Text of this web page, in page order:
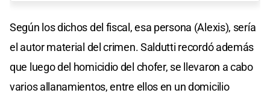
Según los dichos del fiscal, esa persona (Alexis), sería
el autor material del crimen. Saldutti recordó además
que luego del homicidio del chofer, se llevaron a cabo
varios allanamientos, entre ellos en un domicilio